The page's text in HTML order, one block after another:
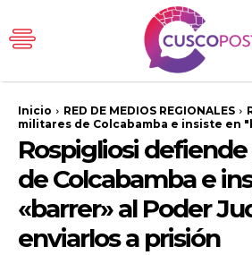
Inicio RED DE MEDIOS REGIONALES
militares de Colcabamba e insiste en
Rospigliosi
de Colcabamba e
«barrer» al Poder
enviarlos a prisión